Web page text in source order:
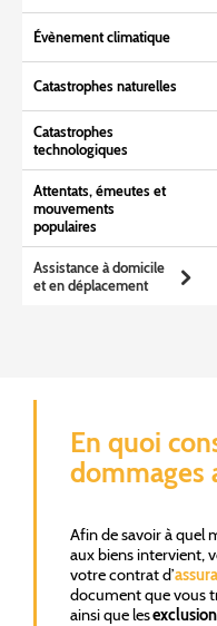
Évènement climatique
Catastrophes naturelles
Catastrophes
technologiques
Attentats, émeutes et
mouvements
populaires
Assistance à domicile
et en déplacement
En quoi
dommages
Afin de savoir à quel
aux biens intervient,
votre contrat d’
document que vous
ainsi que les